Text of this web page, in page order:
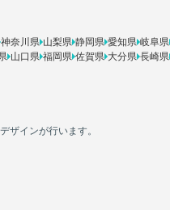
神奈川県 山梨県 静岡県 愛知県 岐阜県
山口県 福岡県 佐賀県 大分県 長崎県
ザインが行います。